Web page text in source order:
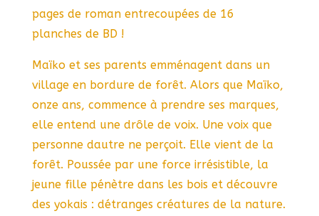
pages de roman entrecoupées de 16
planches de BD !
Maïko et ses parents emménagent dans un
village en bordure de forêt. Alors que Maïko,
onze ans, commence à prendre ses marques,
elle entend une drôle de voix. Une voix que
personne dautre ne perçoit. Elle vient de la
forêt. Poussée par une force irrésistible, la
jeune fille pénètre dans les bois et découvre
des yokais : détranges créatures de la nature.